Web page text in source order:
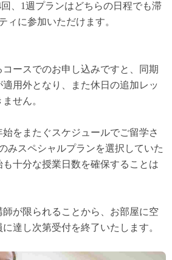
回、 1週プランはどちらの日程でも滞
ィに参加いただけます。
コースでのお申し込みですと、同期
用外となり、また休日の追加レッ
せん。
始をまたぐスケジュールでご留学さ
みスペシャルプランを選択していた
十分な授業日数を確保することは
師が限られることから、お部屋に空
達し次第受付を終了いたします。